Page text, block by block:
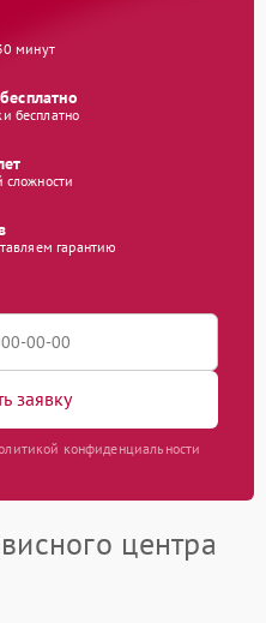
минут
бесплатно
сложности
гарантию
заявку
конфиденциальности
центра